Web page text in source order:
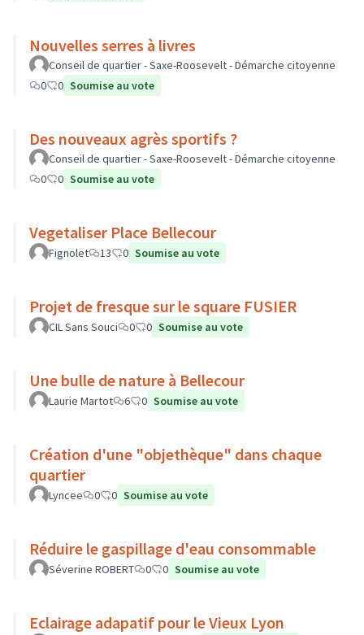
Nouvelles serres à livres
Conseil de quartier - Saxe-Roosevelt - Démarche citoyenne
0
0 Soumise au vote
Des nouveaux agrès sportifs ?
Conseil de quartier - Saxe-Roosevelt - Démarche citoyenne
0
0 Soumise au vote
Vegetaliser Place Bellecour
Fignolet 13 0 Soumise au vote
Projet de fresque sur le square FUSIER
CIL Sans Souci 0 0 Soumise au vote
Une bulle de nature à Bellecour
Laurie Martot 6 0 Soumise au vote
Création d'une "objethèque" dans chaque
quartier
Lyncee 0 0 Soumise au vote
Réduire le gaspillage d'eau consommable
Séverine ROBERT 0 0 Soumise au vote
Eclairage adapatif pour le Vieux Lyon